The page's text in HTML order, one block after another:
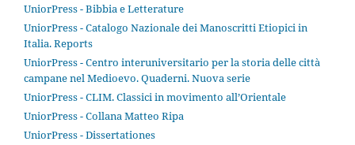
UniorPress - Bibbia e Letterature
UniorPress - Catalogo Nazionale dei Manoscritti Etiopici in
Italia. Reports
UniorPress - Centro interuniversitario per la storia delle città
campane nel Medioevo. Quaderni. Nuova serie
UniorPress - CLIM. Classici in movimento all’Orientale
UniorPress - Collana Matteo Ripa
UniorPress - Dissertationes